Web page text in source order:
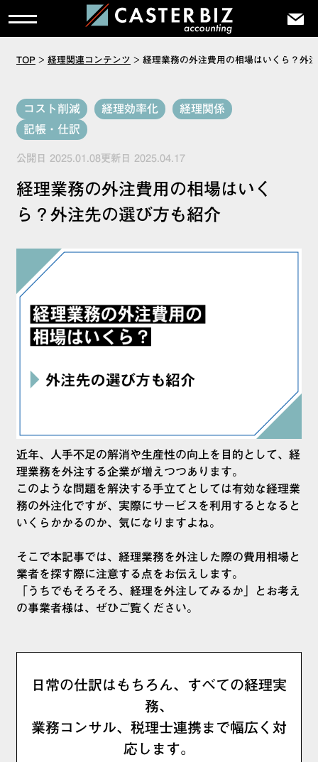
TOP > 経理関連コンテンツ > 経理業務の外注費用の相場はいくら？外
コスト削減 経理効率化
経理関係
記帳・仕訳
公開日 2025.01.08更新日 2025.04.17
経理業務の外注費用の相場はいく
ら？外注先の選び方も紹介
近年、人手不足の解消や生産性の向上を目的として、経
理業務を外注する企業が増えつつあります。
このような問題を解決する手立てとしては有効な経理業
務の外注化ですが、実際にサービスを利用するとなると
いくらかかるのか、気になりますよね。
そこで本記事では、経理業務を外注した際の費用相場と
業者を探す際に注意する点をお伝えします。
「うちでもそろそろ、経理を外注してみるか」とお考え
の事業者様は、ぜひご覧ください。
日常の仕訳はもちろん、すべての経理実
務、
業務コンサル、税理士連携まで幅広く対
応します。